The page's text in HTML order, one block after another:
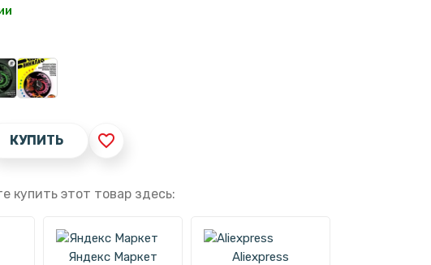
КУПИТЬ favorite_border
купить этот товар здесь:
Яндекс Маркет Aliexpress